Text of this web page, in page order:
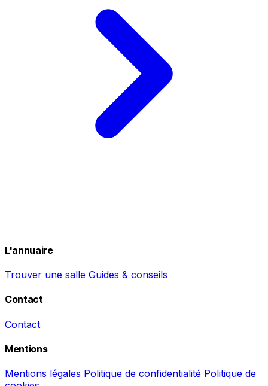
L'annuaire
Trouver une salle Guides & conseils
Contact
Contact
Mentions
Mentions légales Politique de confidentialité Politique de